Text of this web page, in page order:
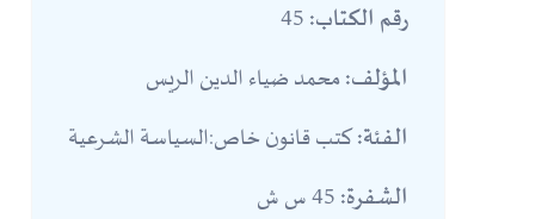
رقم الكتاب:
المؤلف:محمد ضياء الدين الريس
الفئة:كتب قانون خاص:السياسة الشرعية
الشفرة: